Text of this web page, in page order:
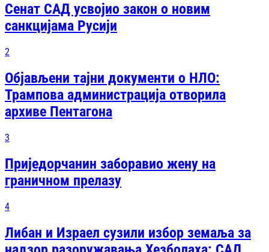
Сенат САД усвојио закон о новим
санкцијама Русији
2
Објављени тајни документи о НЛО:
Трампова администрација отворила
архиве Пентагона
3
Приједорчанин заборавио жену на
граничном прелазу
4
Либан и Израел сузили избор земаља за